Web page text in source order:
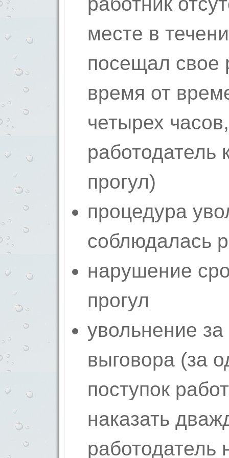
месте в
посещал свое
время от
четырех
работодатель
прогул)
процедура
соблюдалась
нарушение
прогул
увольнение
выговора (за
поступок
наказать
работодатель